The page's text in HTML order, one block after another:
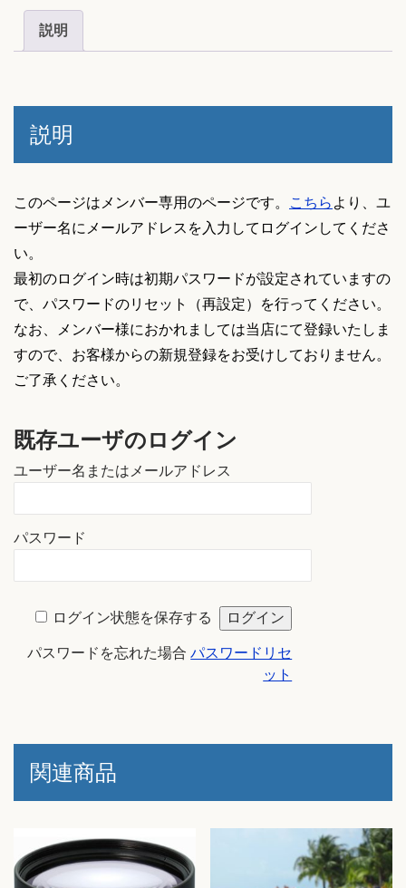
用
シ
リ
グ
説明
説明
このページはメンバー専用のページです。 こちら より、ユ
ーザー名にメールアドレスを入力してログインしてくださ
い。
最初のログイン時は初期パスワードが設定されていますの
で、パスワードのリセット（再設定）を行ってください。
なお、メンバー様におかれましては当店にて登録いたしま
すので、お客様からの新規登録をお受けしておりません。
ご了承ください。
既存ユーザのログイン
ユーザー名またはメールアドレス
パスワード
ログイン状態を保存する
パスワードを忘れた場合パスワードリセ
ット
関連商品